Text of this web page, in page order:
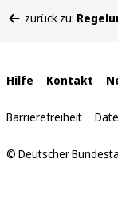
befinden
zurück zu:
Interne
Links
Hilfe Kontakt
Barrierefreiheit
© Deutscher